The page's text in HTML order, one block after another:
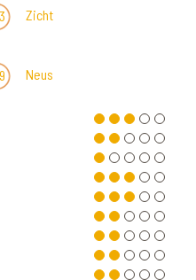
Zicht
Neus